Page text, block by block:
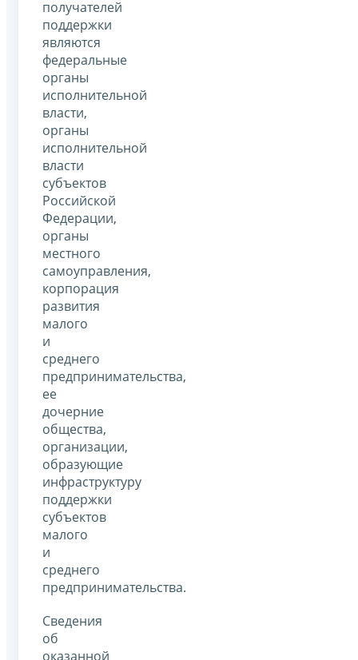
получателей
поддержки
являются
федеральные
органы
исполнительной
власти,
органы
исполнительной
власти
субъектов
Российской
Федерации,
органы
местного
самоуправления,
корпорация
развития
малого
и
среднего
предпринимательства,
ее
дочерние
общества,
организации,
образующие
инфраструктуру
поддержки
субъектов
малого
и
среднего
предпринимательства.
Сведения
об
оказанной